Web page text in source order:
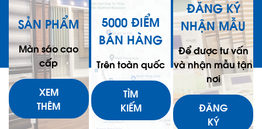
SẢN PHẨM
Màn sáo cao
cấp
XEM
THÊM
5000 ĐIỂM
BÁN HÀNG
Trên toàn quốc
TÌM
KIẾM
ĐĂNG KÝ
NHẬN MẪU
Để được tư vấn
và nhận mẫu tận
nơi
ĐĂNG
KÝ